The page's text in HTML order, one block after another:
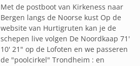
Met de postboot van Kirkeness naar
Bergen langs de Noorse kust Op de
website van Hurtigruten kan je de
schepen live volgen De Noordkaap 71'
10' 21" op de Lofoten en we passeren
de "poolcirkel" Trondheim : en